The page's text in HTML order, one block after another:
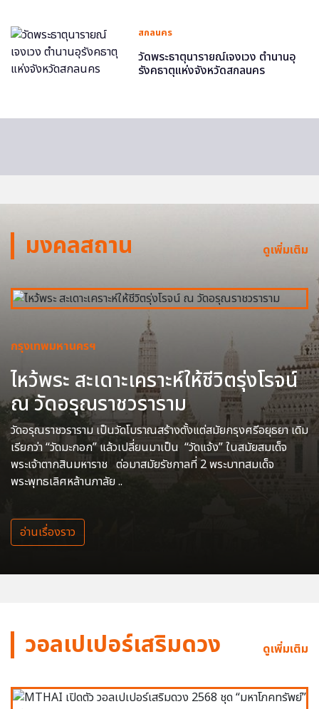
สกลนคร
วัดพระธาตุนารายณ์เจงเวง ตำนานอุ
รังคธาตุแห่งจังหวัดสกลนคร
มงคลสถาน ดูเพิ่มเติม
กรุงเทพมหานครฯ
ไหว้พระ สะเดาะเคราะห์ให้ชีวิตรุ่งโรจน์
ณ วัดอรุณราชวราราม
วัดอรุณราชวราราม เป็นวัดโบราณสร้างตั้งแต่สมัยกรุงศรีอยุธยา เดิม
เรียกว่า “วัดมะกอก” แล้วเปลี่ยนมาเป็น “วัดแจ้ง” ในสมัยสมเด็จ
พระเจ้าตากสินมหาราช ต่อมาสมัยรัชกาลที่ 2 พระบาทสมเด็จ
พระพุทธเลิศหล้านภาลัย ..
อ่านเรื่องราว
วอลเปเปอร์เสริมดวง ดูเพิ่มเติม